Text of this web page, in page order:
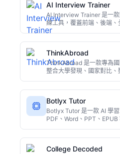
AI Interview Trainer
AI Interview Trainer 是一
練工具，覆蓋前端、後端
行為面試法，提供即時評分
ThinkAbroad
ThinkAbroad 是一款專為國
整合大學發現、國家對比
Botlyx Tutor
Botlyx Tutor 是一款 AI 學
PDF、Word、PPT、
College Decoded